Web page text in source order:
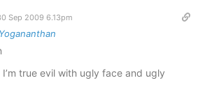
Sep 2009 6.13pm
true evil with ugly face and ugly